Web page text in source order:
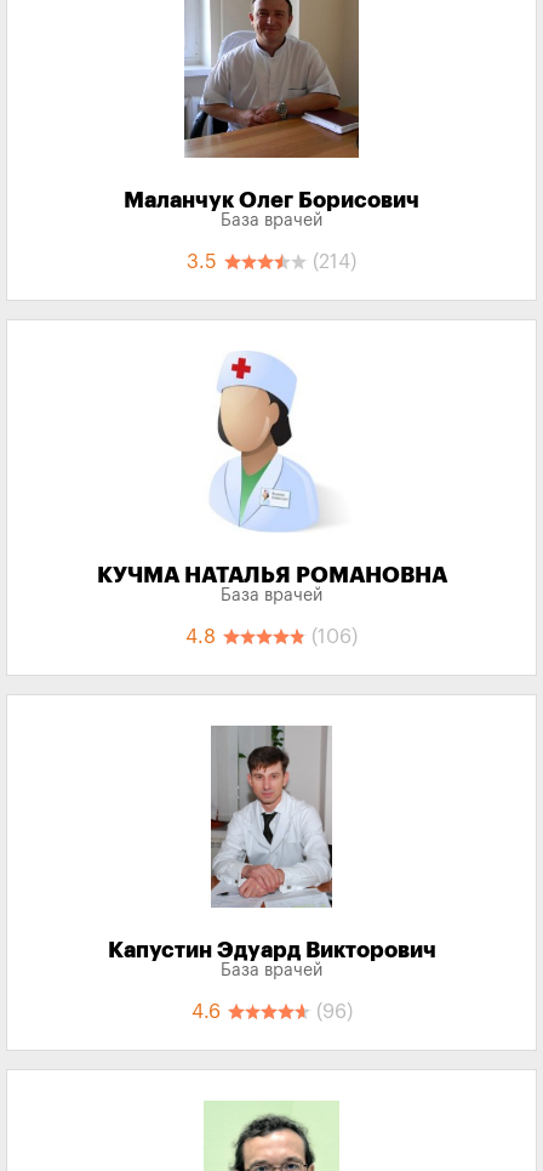
Маланчук Олег Борисович
База врачей
3.5 (214)
КУЧМА НАТАЛЬЯ РОМАНОВНА
База врачей
4.8 (106)
Капустин Эдуард Викторович
База врачей
4.6 (96)